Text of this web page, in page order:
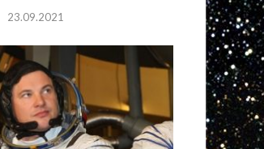
23.09.2021